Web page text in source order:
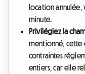
location annulée,
minute.
Privilégiez la
mentionné, cette
contraintes
entiers, car elle